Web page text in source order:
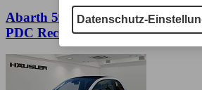
Datenschutz-
Abarth 595C F595 Xenon Navi
PDC Record Monza Be